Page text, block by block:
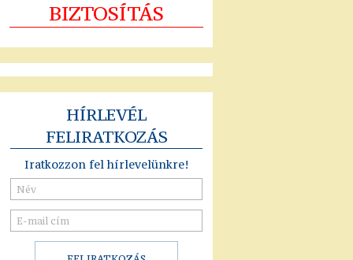
BIZTOSÍTÁS
HÍRLEVÉL
FELIRATKOZÁS
Iratkozzon fel hírlevelünkre!